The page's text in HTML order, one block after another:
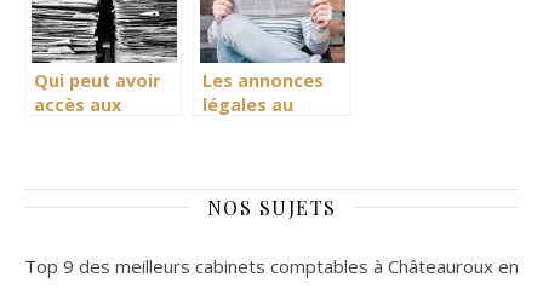
Qui peut avoir
accès aux
Les annonces
légales au
NOS SUJETS
Top 9 des meilleurs cabinets comptables à Châteauroux en